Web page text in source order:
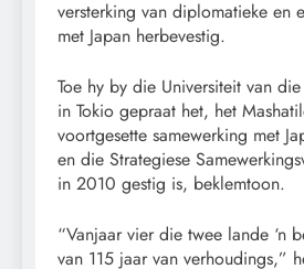
versterking van diplomatieke en
met Japan herbevestig.
Toe hy by die Universiteit van
in Tokio gepraat het, het
voortgesette samewerking met
en die Strategiese
in 2010 gestig is, beklemtoon.
“Vanjaar vier die twee lande ‘n
van 115 jaar van verhoudings,”